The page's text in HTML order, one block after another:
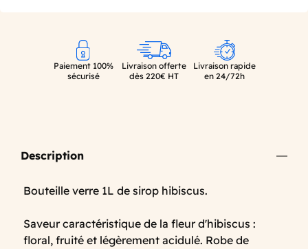
Paiement 100%
sécurisé
Livraison offerte
dès 220€ HT
Livraison rapide
en 24/72h
Description
Bouteille verre 1L de sirop hibiscus.
Saveur caractéristique de la fleur d'hibiscus :
floral, fruité et légèrement acidulé. Robe de